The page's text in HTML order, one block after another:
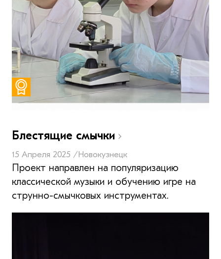
Блестящие смычки
15 Апреля 2025 /Новокузнецк
Проект направлен на популяризацию
классической музыки и обучению игре на
струнно-смычковых инструментах.